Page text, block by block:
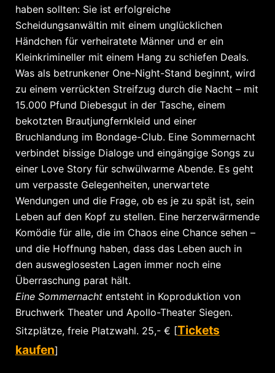
haben sollten: Sie ist erfolgreiche
Scheidungsanwältin mit einem unglücklichen
Händchen für verheiratete Männer und er ein
Kleinkrimineller mit einem Hang zu schiefen Deals.
Was als betrunkener One-Night-Stand beginnt, wird
zu einem verrückten Streifzug durch die Nacht – mit
15.000 Pfund Diebesgut in der Tasche, einem
bekotzten Brautjungfernkleid und einer
Bruchlandung im Bondage-Club. Eine Sommernacht
verbindet bissige Dialoge und eingängige Songs zu
einer Love Story für schwülwarme Abende. Es geht
um verpasste Gelegenheiten, unerwartete
Wendungen und die Frage, ob es je zu spät ist, sein
Leben auf den Kopf zu stellen. Eine herzerwärmende
Komödie für alle, die im Chaos eine Chance sehen –
und die Hoffnung haben, dass das Leben auch in
den ausweglosesten Lagen immer noch eine
Überraschung parat hält.
Eine Sommernacht entsteht in Koproduktion von
Bruchwerk Theater und Apollo-Theater Siegen.
Sitzplätze, freie Platzwahl. 25,- € [Tickets
kaufen]